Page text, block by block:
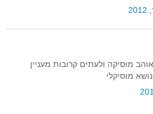
מוסיקה ולעתים קרובות מעניין
מוסיקלי